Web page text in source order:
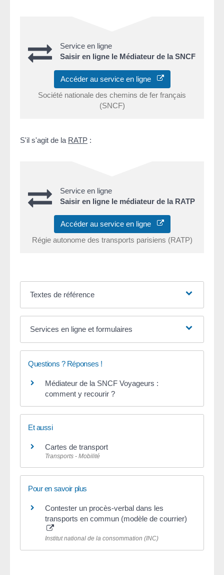
Service en ligne
Saisir en ligne le Médiateur de la SNCF
Accéder au service en ligne
Société nationale des chemins de fer français
(SNCF)
S'il s'agit de la RATP :
Service en ligne
Saisir en ligne le médiateur de la RATP
Accéder au service en ligne
Régie autonome des transports parisiens (RATP)
Textes de référence
Services en ligne et formulaires
Questions ? Réponses !
Médiateur de la SNCF Voyageurs :
comment y recourir ?
Et aussi
Cartes de transport
Transports - Mobilité
Pour en savoir plus
Contester un procès-verbal dans les
transports en commun (modèle de courrier)
Institut national de la consommation (INC)